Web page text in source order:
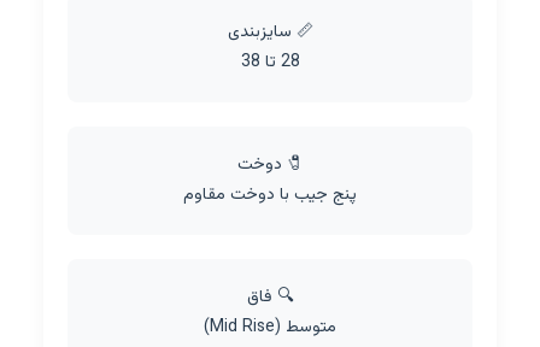
📏 سایزبندی
28 تا 38
🧷 دوخت
پنج جیب با دوخت مقاوم
🔍 فاق
متوسط (Mid Rise)